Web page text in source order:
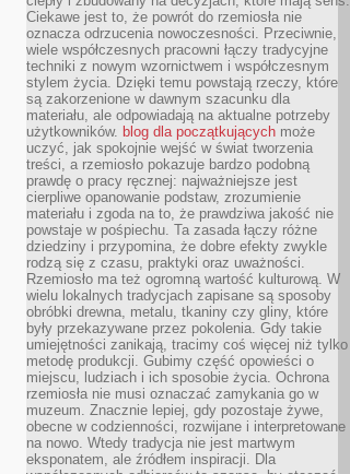
Ciekawe jest to, że powrót do rzemiosła nie
oznacza odrzucenia nowoczesności. Przeciwnie,
wiele współczesnych pracowni łączy tradycyjne
techniki z nowym wzornictwem i współczesnym
stylem życia. Dzięki temu powstają rzeczy, które
są zakorzenione w dawnym szacunku dla
materiału, ale odpowiadają na aktualne potrzeby
użytkowników. blog dla początkujących może
uczyć, jak spokojnie wejść w świat tworzenia
treści, a rzemiosło pokazuje bardzo podobną
prawdę o pracy ręcznej: najważniejsze jest
cierpliwe opanowanie podstaw, zrozumienie
materiału i zgoda na to, że prawdziwa jakość nie
powstaje w pośpiechu. Ta zasada łączy różne
dziedziny i przypomina, że dobre efekty zwykle
rodzą się z czasu, praktyki oraz uważności.
Rzemiosło ma też ogromną wartość kulturową. W
wielu lokalnych tradycjach zapisane są sposoby
obróbki drewna, metalu, tkaniny czy gliny, które
były przekazywane przez pokolenia. Gdy takie
umiejętności zanikają, tracimy coś więcej niż tylko
metodę produkcji. Gubimy część opowieści o
miejscu, ludziach i ich sposobie życia. Ochrona
rzemiosła nie musi oznaczać zamykania go w
muzeum. Znacznie lepiej, gdy pozostaje żywe,
obecne w codzienności, rozwijane i interpretowane
na nowo. Wtedy tradycja nie jest martwym
eksponatem, ale źródłem inspiracji. Dla